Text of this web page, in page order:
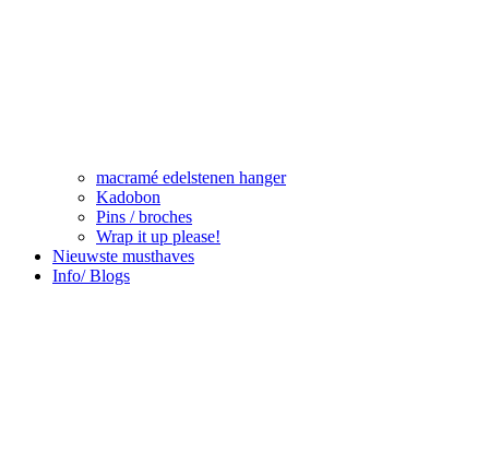
macramé edelstenen hanger
Kadobon
Pins / broches
Wrap it up please!
Nieuwste musthaves
Info/ Blogs